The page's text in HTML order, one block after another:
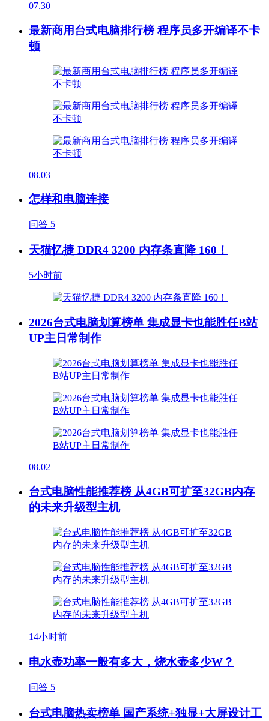
07.30
最新商用台式电脑排行榜 程序员多开编译不卡
顿
08.03
怎样和电脑连接
问答 5
天猫忆捷 DDR4 3200 内存条直降 160！
5小时前
2026台式电脑划算榜单 集成显卡也能胜任B站
UP主日常制作
08.02
台式电脑性能推荐榜 从4GB可扩至32GB内存
的未来升级型主机
14小时前
电水壶功率一般有多大，烧水壶多少W？
问答 5
台式电脑热卖榜单 国产系统+独显+大屏设计工